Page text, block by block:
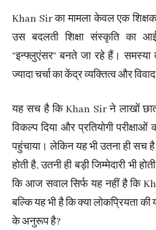
Khan Sir का मामला केवल एक शिक्षक
उस बदलती शिक्षा संस्कृति का
“इन्फ्लुएंसर” बनते जा रहे हैं। समस्या
ज्यादा चर्चा का केंद्र व्यक्तित्व और
यह सच है कि Khan Sir ने लाखों
विकल्प दिया और प्रतियोगी
पहुंचाया। लेकिन यह भी उतना ही सच है
होती है, उतनी ही बड़ी जिम्मेदारी भी
कि आज सवाल सिर्फ यह नहीं है कि
बल्कि यह भी है कि क्या लोकप्रियता की
के अनुरूप है?